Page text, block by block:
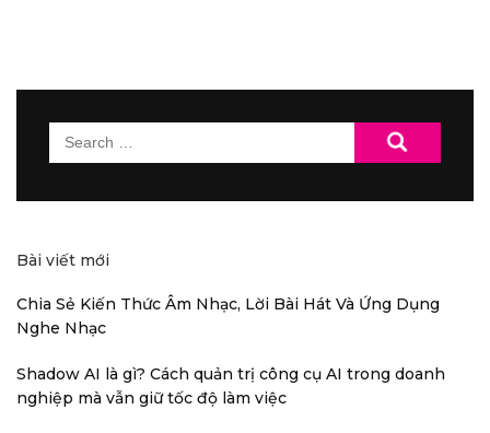
Search
for:
Bài viết mới
Chia Sẻ Kiến Thức Âm Nhạc, Lời Bài Hát Và Ứng Dụng
Nghe Nhạc
Shadow AI là gì? Cách quản trị công cụ AI trong doanh
nghiệp mà vẫn giữ tốc độ làm việc